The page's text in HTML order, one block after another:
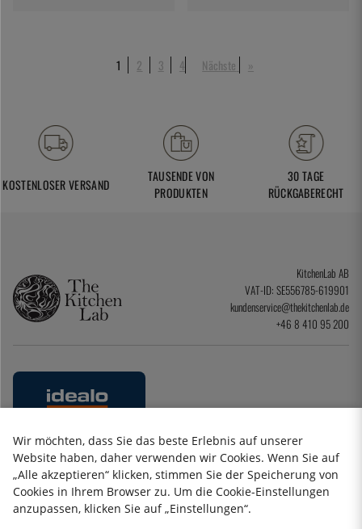
1 2 3 4 Nächste »
KOSTENLOSER VERSAND
TAUSENDE VON
PRODUKTEN
30 TAGE
RÜCKGABERECHT
KitchenLab AB
VAT-ID: SE556785-619901
kundenservice@thekitchenlab.de
+46 8 410 95 200
Datenschutzerklärung
Impressum
Wir möchten, dass Sie das beste Erlebnis auf unserer
Website haben, daher verwenden wir Cookies. Wenn Sie auf
„Alle akzeptieren“ klicken, stimmen Sie der Speicherung von
Cookies in Ihrem Browser zu. Um die Cookie-Einstellungen
anzupassen, klicken Sie auf „Einstellungen“.